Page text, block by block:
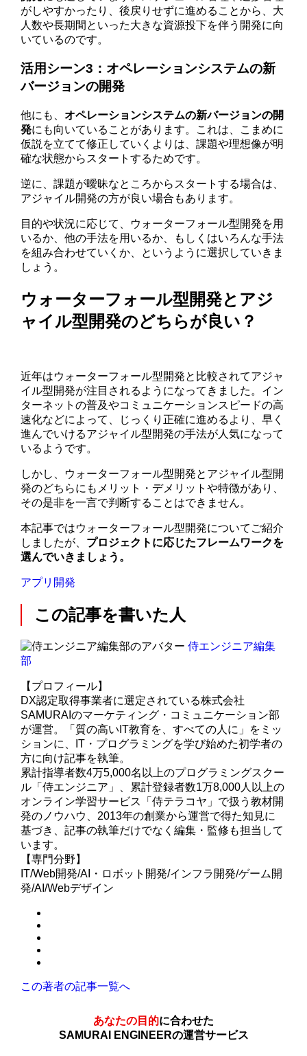
がしやすかったり、後戻りせずに進めることから、大
人数や長期間といった大きな資源投下を伴う開発に向
いているのです。
活用シーン3：オペレーションシステムの新
バージョンの開発
他にも、オペレーションシステムの新バージョンの開
発にも向いていることがあります。これは、こまめに
仮説を立てて修正していくよりは、課題や理想像が明
確な状態からスタートするためです。
逆に、課題が曖昧なところからスタートする場合は、
アジャイル開発の方が良い場合もあります。
目的や状況に応じて、ウォーターフォール型開発を用
いるか、他の手法を用いるか、もしくはいろんな手法
を組み合わせていくか、というように選択していきま
しょう。
ウォーターフォール型開発とアジ
ャイル型開発のどちらが良い？
近年はウォーターフォール型開発と比較されてアジャ
イル型開発が注目されるようになってきました。イン
ターネットの普及やコミュニケーションスピードの高
速化などによって、じっくり正確に進めるより、早く
進んでいけるアジャイル型開発の手法が人気になって
いるようです。
しかし、ウォーターフォール型開発とアジャイル型開
発のどちらにもメリット・デメリットや特徴があり、
その是非を一言で判断することはできません。
本記事ではウォーターフォール型開発についてご紹介
しましたが、 プロジェクトに応じたフレームワークを
選んでいきましょう。
アプリ開発
この記事を書いた人
侍エンジニア編集
部
【プロフィール】
DX認定取得事業者に選定されている株式会社
SAMURAIのマーケティング・コミュニケーション部
が運営。「質の高いIT教育を、すべての人に」をミッ
ションに、IT・プログラミングを学び始めた初学者の
方に向け記事を執筆。
累計指導者数4万5,000名以上のプログラミングスクー
ル「侍エンジニア」、累計登録者数1万8,000人以上の
オンライン学習サービス「侍テラコヤ」で扱う教材開
発のノウハウ、2013年の創業から運営で得た知見に
基づき、記事の執筆だけでなく編集・監修も担当して
います。
【専門分野】
IT/Web開発/AI・ロボット開発/インフラ開発/ゲーム開
発/AI/Webデザイン
この著者の記事一覧へ
あなたの目的に合わせた
SAMURAI ENGINEERの運営サービス